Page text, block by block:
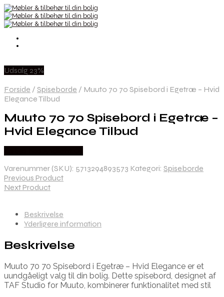
Udsalg 23%
Forside / Spiseborde / Muuto 70 70 Spisebord i Egetræ – Hvid
Elegance Tilbud
Muuto 70 70 Spisebord i Egetræ –
Hvid Elegance Tilbud
Varenummer (SKU): 5713294893573 Kategori: Spiseborde
Previous Product
Next Product
Beskrivelse
Yderligere information
Beskrivelse
Muuto 70 70 Spisebord i Egetræ – Hvid Elegance er et
uundgåeligt valg til din bolig. Dette spisebord, designet af
TAF Studio for Muuto, kombinerer funktionalitet med stil